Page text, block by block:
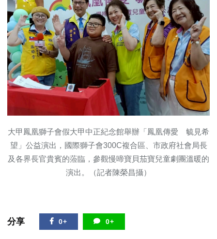
大甲鳳凰獅子會假大甲中正紀念館舉辦「鳳凰傳愛 毓見希
望」公益演出，國際獅子會300C複合區、市政府社會局長
及各界長官貴賓的蒞臨，參觀慢啼寶貝茄寶兒童劇團溫暖的
演出。（記者陳榮昌攝）
分享 0+ 0+